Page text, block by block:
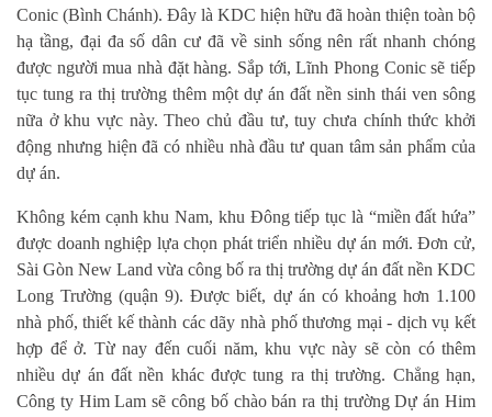
Conic (Bình Chánh). Đây là KDC hiện hữu đã hoàn thiện toàn bộ
hạ tầng, đại đa số dân cư đã về sinh sống nên rất nhanh chóng
được người mua nhà đặt hàng. Sắp tới, Lĩnh Phong Conic sẽ tiếp
tục tung ra thị trường thêm một dự án đất nền sinh thái ven sông
nữa ở khu vực này. Theo chủ đầu tư, tuy chưa chính thức khởi
động nhưng hiện đã có nhiều nhà đầu tư quan tâm sản phẩm của
dự án.
Không kém cạnh khu Nam, khu Đông tiếp tục là “miền đất hứa”
được doanh nghiệp lựa chọn phát triển nhiều dự án mới. Đơn cử,
Sài Gòn New Land vừa công bố ra thị trường dự án đất nền KDC
Long Trường (quận 9). Được biết, dự án có khoảng hơn 1.100
nhà phố, thiết kế thành các dãy nhà phố thương mại - dịch vụ kết
hợp để ở. Từ nay đến cuối năm, khu vực này sẽ còn có thêm
nhiều dự án đất nền khác được tung ra thị trường. Chẳng hạn,
Công ty Him Lam sẽ công bố chào bán ra thị trường Dự án Him